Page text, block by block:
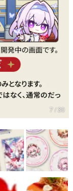
7 / 30